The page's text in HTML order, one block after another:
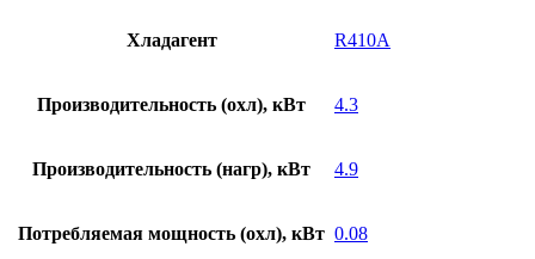
Хладагент R410A
Производительность (охл), кВт 4.3
Производительность (нагр), кВт 4.9
Потребляемая мощность (охл), кВт 0.08